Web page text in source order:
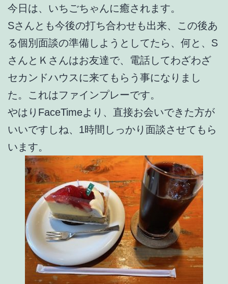
今日は、いちごちゃんに癒されます。
Sさんとも今後の打ち合わせも出来、この後あ
る個別面談の準備しようとしてたら、何と、S
さんとＫさんはお友達で、電話してわざわざ
セカンドハウスに来てもらう事になりまし
た。これはファインプレーです。
やはりFaceTimeより、直接お会いできた方が
いいですしね、1時間しっかり面談させてもら
います。